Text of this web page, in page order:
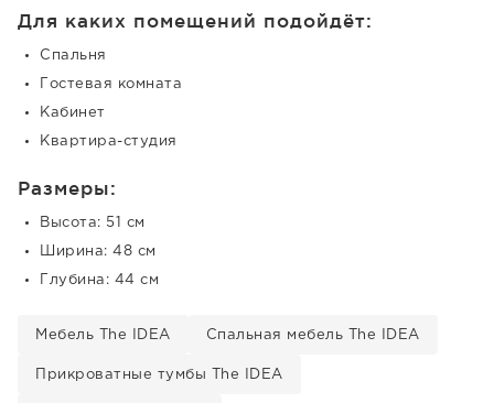
Для каких помещений подойдёт:
Спальня
Гостевая комната
Кабинет
Квартира-студия
Размеры:
Высота: 51 см
Ширина: 48 см
Глубина: 44 см
Мебель The IDEA Спальная мебель The IDEA
Прикроватные тумбы The IDEA